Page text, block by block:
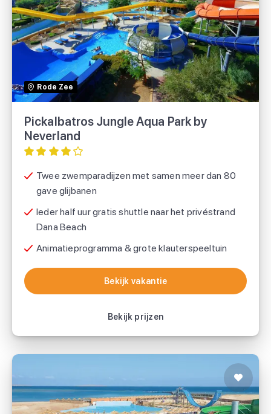
Rode Zee
Pickalbatros Jungle Aqua Park by
Neverland
Twee zwemparadijzen met samen meer dan 80
gave glijbanen
Ieder half uur gratis shuttle naar het privéstrand
Dana Beach
Animatieprogramma & grote klauterspeeltuin
Bekijk vakantie
Bekijk prijzen
Pickalbatros Jungle Aqua Park by
Neverland
Sunweb
TUI
Prettig Reizen
SUNtip
Bekijk vakantie